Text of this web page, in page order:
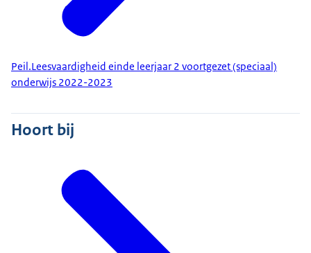
Peil.Leesvaardigheid einde leerjaar 2 voortgezet (speciaal)
onderwijs 2022-2023
Hoort bij